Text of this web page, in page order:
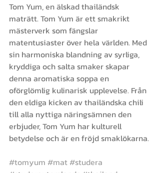
Tom Yum, en älskad thailändsk
maträtt. Tom Yum är ett smakrikt
mästerverk som fängslar
matentusiaster över hela världen. Med
sin harmoniska blandning av syrliga,
kryddiga och salta smaker skapar
denna aromatiska soppa en
oförglömlig kulinarisk upplevelse. Från
den eldiga kicken av thailändska chili
till alla nyttiga näringsämnen den
erbjuder, Tom Yum har kulturell
betydelse och är en fröjd smaklökarna.
#tomyum #mat#studera